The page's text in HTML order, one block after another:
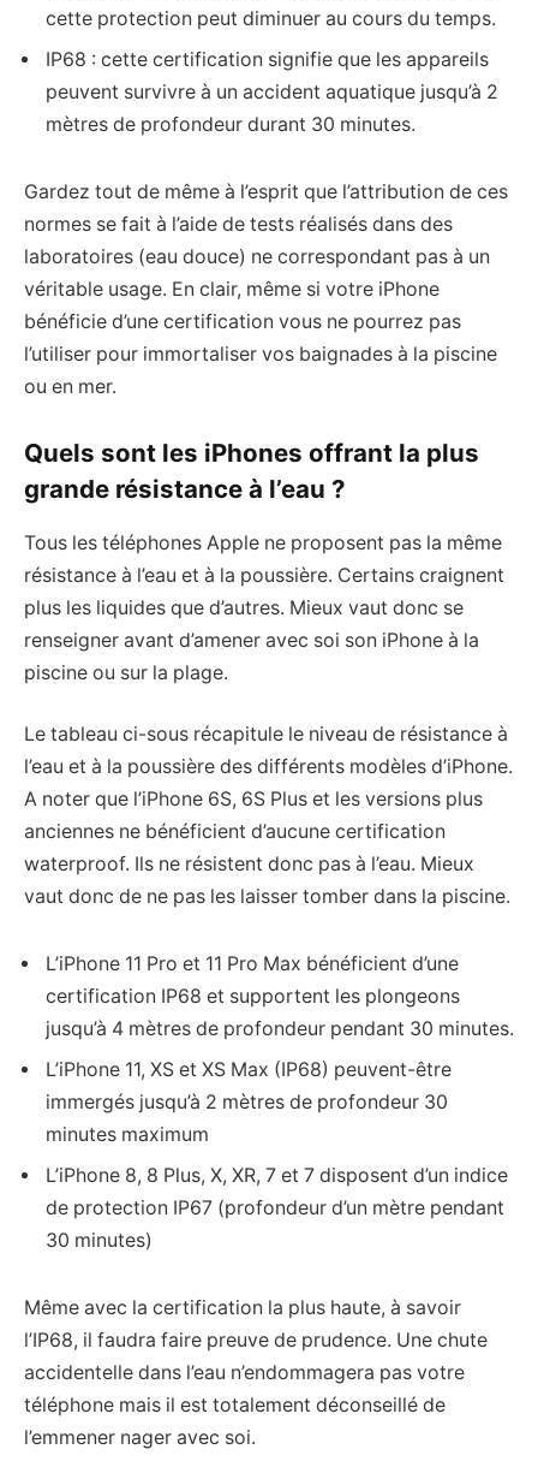
cette protection peut diminuer au cours du temps.
IP68 : cette certification signifie que les appareils
peuvent survivre à un accident aquatique jusqu’à 2
mètres de profondeur durant 30 minutes.
Gardez tout de même à l’esprit que l’attribution de ces
normes se fait à l’aide de tests réalisés dans des
laboratoires (eau douce) ne correspondant pas à un
véritable usage. En clair, même si votre iPhone
bénéficie d’une certification vous ne pourrez pas
l’utiliser pour immortaliser vos baignades à la piscine
ou en mer.
Quels sont les iPhones offrant la plus
grande résistance à l’eau ?
Tous les téléphones Apple ne proposent pas la même
résistance à l’eau et à la poussière. Certains craignent
plus les liquides que d’autres. Mieux vaut donc se
renseigner avant d’amener avec soi son iPhone à la
piscine ou sur la plage.
Le tableau ci-sous récapitule le niveau de résistance à
l’eau et à la poussière des différents modèles d’iPhone.
A noter que l’iPhone 6S, 6S Plus et les versions plus
anciennes ne bénéficient d’aucune certification
waterproof. Ils ne résistent donc pas à l’eau. Mieux
vaut donc de ne pas les laisser tomber dans la piscine.
L’iPhone 11 Pro et 11 Pro Max bénéficient d’une
certification IP68 et supportent les plongeons
jusqu’à 4 mètres de profondeur pendant 30 minutes.
L’iPhone 11, XS et XS Max (IP68) peuvent-être
immergés jusqu’à 2 mètres de profondeur 30
minutes maximum
L’iPhone 8, 8 Plus, X, XR, 7 et 7 disposent d’un indice
de protection IP67 (profondeur d’un mètre pendant
30 minutes)
Même avec la certification la plus haute, à savoir
l’IP68, il faudra faire preuve de prudence. Une chute
accidentelle dans l’eau n’endommagera pas votre
téléphone mais il est totalement déconseillé de
l’emmener nager avec soi.